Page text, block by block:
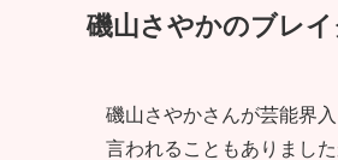
磯山さやかのブレ
磯山さやかさんが芸能界
言われることもありまし